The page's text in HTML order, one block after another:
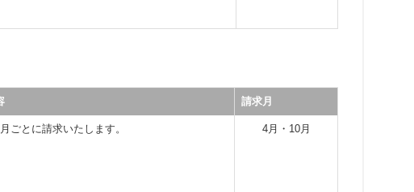
請求月
ごとに請求いたします。 4月・10月